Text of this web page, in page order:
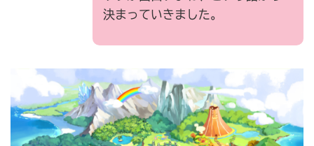
決まっていきました。